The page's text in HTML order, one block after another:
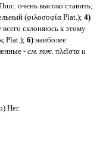
очень высоко ставить;
(φιλοσοφία Plat.); 4)
склоняюсь к этому
Plat.); 6)наиболее
- см. тж. πλεῖστα и
) Her.